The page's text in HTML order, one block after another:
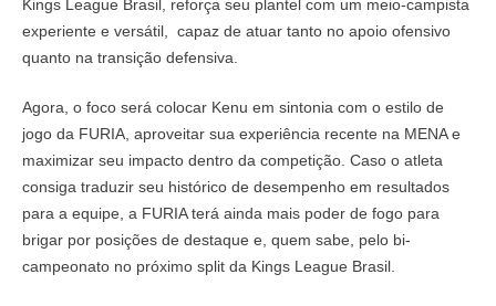
Kings League Brasil, reforça seu plantel com um meio-campista
experiente e versátil, capaz de atuar tanto no apoio ofensivo
quanto na transição defensiva.
Agora, o foco será colocar Kenu em sintonia com o estilo de
jogo da FURIA, aproveitar sua experiência recente na MENA e
maximizar seu impacto dentro da competição. Caso o atleta
consiga traduzir seu histórico de desempenho em resultados
para a equipe, a FURIA terá ainda mais poder de fogo para
brigar por posições de destaque e, quem sabe, pelo bi-
campeonato no próximo split da Kings League Brasil.